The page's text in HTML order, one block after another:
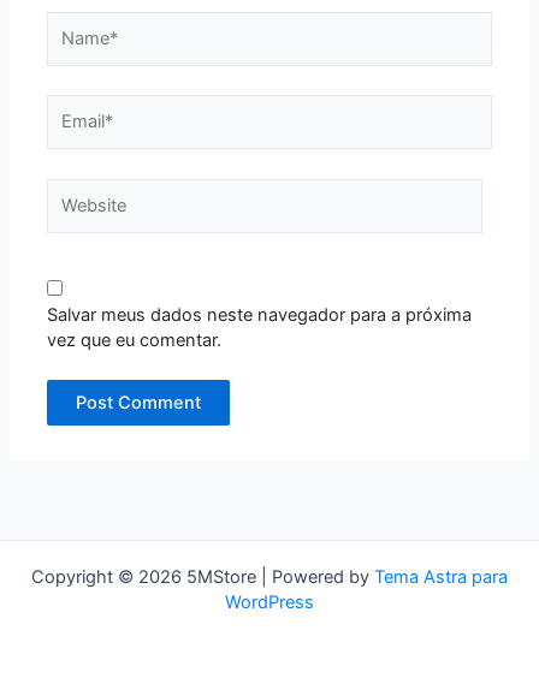
Salvar meus dados neste navegador para a próxima
vez que eu comentar.
Copyright © 2026 5MStore | Powered by Tema Astra para
WordPress